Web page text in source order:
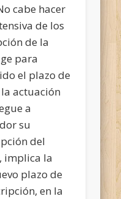
cabe hacer
de los
de la
para
el plazo de
actuación
a
su
del
implica la
plazo de
en la